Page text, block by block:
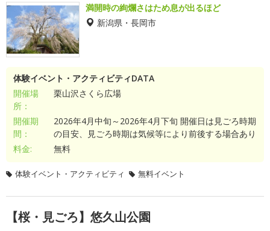
満開時の絢爛さはため息が出るほど
新潟県・長岡市
体験イベント・アクティビティDATA
開催場
所：
栗山沢さくら広場
開催期
間：
2026年4月中旬～2026年4月下旬 開催日は見ごろ時期
の目安、見ごろ時期は気候等により前後する場合あり
料金:
無料
体験イベント・アクティビティ 無料イベント
【桜・見ごろ】悠久山公園